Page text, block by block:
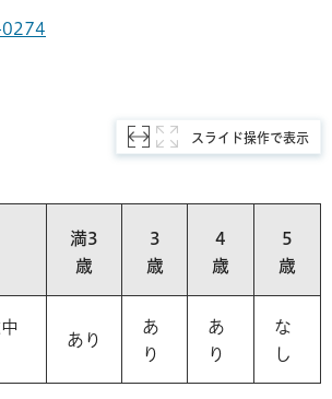
スライド操作で表示
満3
歳
3
歳
4
歳
5
歳
あり
あ
り
あ
り
な
し